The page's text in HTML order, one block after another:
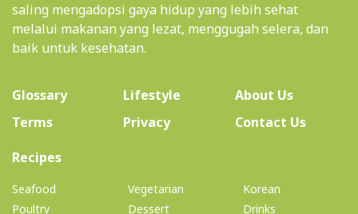
saling mengadopsi gaya hidup yang lebih sehat
melalui makanan yang lezat, menggugah selera, dan
baik untuk kesehatan.
Glossary Lifestyle About Us(current)
Terms
Privacy
Contact Us
Recipes(current)
Seafood
Poultry
Vegetarian
Dessert
Korean
Drinks